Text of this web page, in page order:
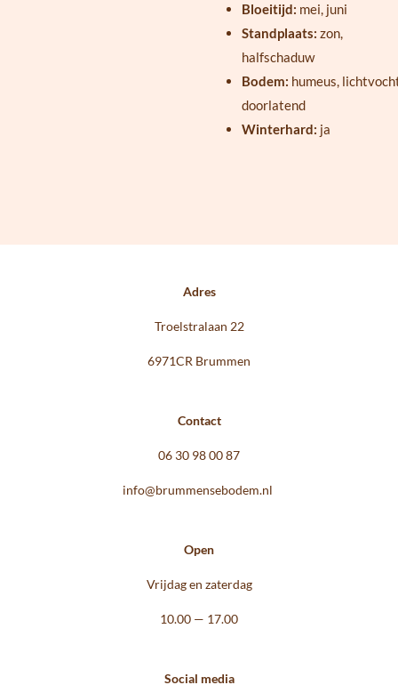
Bloeitijd: mei, juni
Standplaats: zon,
halfschaduw
Bodem: humeus,
doorlatend
Winterhard: ja
Adres
Troelstralaan 22
6971CR Brummen
Contact
06 30 98 00 87
info@brummensebodem.nl
Open
Vrijdag en zaterdag
10.00 — 17.00
Social media